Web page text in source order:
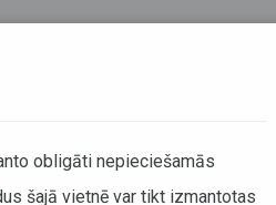
obligāti nepieciešamās
šajā vietnē var tikt izmantotas